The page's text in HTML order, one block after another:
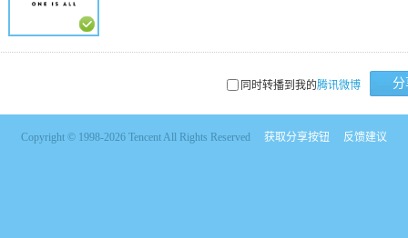
同时转播到我的腾讯微博 分
Copyright © 1998-2026 Tencent All Rights Reserved 获取分享按钮 反馈建议